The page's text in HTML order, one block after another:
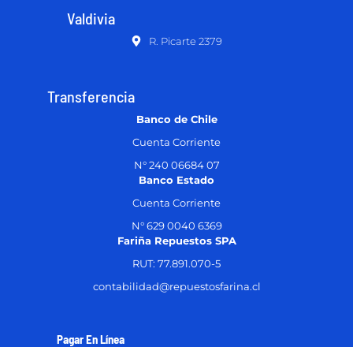
Valdivia
R. Picarte 2379
Transferencia
Banco de Chile
Cuenta Corriente
N° 240 06684 07
Banco Estado
Cuenta Corriente
N° 629 0040 6369
Fariña Repuestos SPA
RUT: 77.891.070-5
contabilidad@repuestosfarina.cl
Pagar En Línea